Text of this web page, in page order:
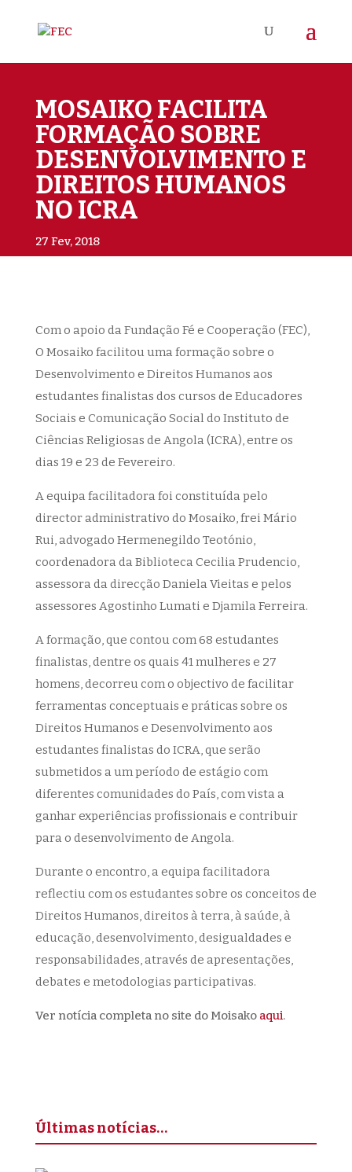
MOSAIKO FACILITA
FORMAÇÃO SOBRE
DESENVOLVIMENTO E
DIREITOS HUMANOS
NO ICRA
27 Fev, 2018
Com o apoio da Fundação Fé e Cooperação (FEC),
O Mosaiko facilitou uma formação sobre o
Desenvolvimento e Direitos Humanos aos
estudantes finalistas dos cursos de Educadores
Sociais e Comunicação Social do Instituto de
Ciências Religiosas de Angola (ICRA), entre os
dias 19 e 23 de Fevereiro.
A equipa facilitadora foi constituída pelo
director administrativo do Mosaiko, frei Mário
Rui, advogado Hermenegildo Teotónio,
coordenadora da Biblioteca Cecilia Prudencio,
assessora da direcção Daniela Vieitas e pelos
assessores Agostinho Lumati e Djamila Ferreira.
A formação, que contou com 68 estudantes
finalistas, dentre os quais 41 mulheres e 27
homens, decorreu com o objectivo de facilitar
ferramentas conceptuais e práticas sobre os
Direitos Humanos e Desenvolvimento aos
estudantes finalistas do ICRA, que serão
submetidos a um período de estágio com
diferentes comunidades do País, com vista a
ganhar experiências profissionais e contribuir
para o desenvolvimento de Angola.
Durante o encontro, a equipa facilitadora
reflectiu com os estudantes sobre os conceitos de
Direitos Humanos, direitos à terra, à saúde, à
educação, desenvolvimento, desigualdades e
responsabilidades, através de apresentações,
debates e metodologias participativas.
Ver notícia completa no site do Moisako aqui.
Últimas notícias…